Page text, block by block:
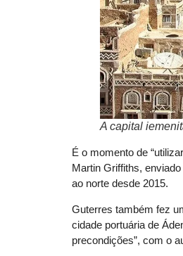
A capital
É o momento de
Martin Griffiths,
ao norte desde 2015.
Guterres também fez
cidade portuária de
precondições”, com o